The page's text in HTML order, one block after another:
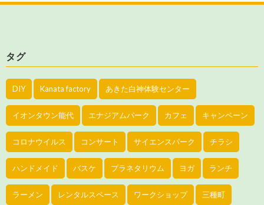
タグ
DIY Kanata factory あきた白神体験センター
イオンタウン能代 エナジアムパーク カフェ キャンペーン
コロナウイルス コンサート サイエンスパーク チラシ
ハンドメイド バスケ プラネタリウム ヨガ ランチ
ラーメン レンタルスペース ワークショップ 三種町